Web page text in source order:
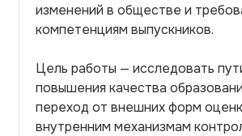
изменений в обществе и
компетенциям выпускников.
Цель работы — исследовать
повышения качества
переход от внешних форм
внутренним механизмам